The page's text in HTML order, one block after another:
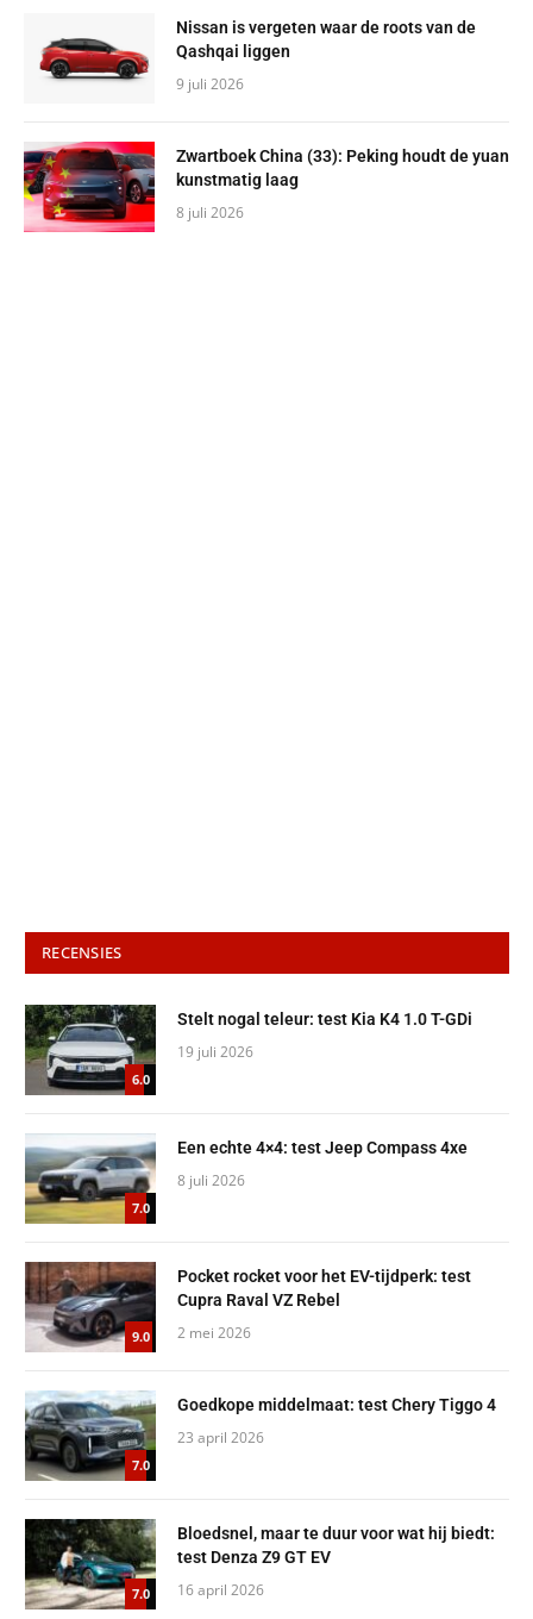
Nissan is vergeten waar de roots van de
Qashqai liggen
9 juli 2026
Zwartboek China (33): Peking houdt de yuan
kunstmatig laag
8 juli 2026
RECENSIES
6.0
Stelt nogal teleur: test Kia K4 1.0 T-GDi
19 juli 2026
7.0
Een echte 4×4: test Jeep Compass 4xe
8 juli 2026
9.0
Pocket rocket voor het EV-tijdperk: test
Cupra Raval VZ Rebel
2 mei 2026
7.0
Goedkope middelmaat: test Chery Tiggo 4
23 april 2026
7.0
Bloedsnel, maar te duur voor wat hij biedt:
test Denza Z9 GT EV
16 april 2026